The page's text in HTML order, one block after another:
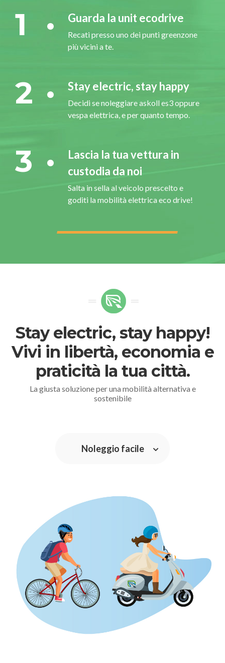
1 Guarda la unit ecodrive
Recati presso uno dei punti greenzone
più vicini a te.
2 Stay electric, stay happy
Decidi se noleggiare askoll es3 oppure
vespa elettrica, e per quanto tempo.
3
Lascia la tua vettura in
custodia da noi
Salta in sella al veicolo prescelto e
goditi la mobilità elettrica eco drive!
Stay electric, stay happy!
Vivi in libertà, economia e
praticità la tua città.
La giusta soluzione per una mobilità alternativa e
sostenibile
Noleggio facile